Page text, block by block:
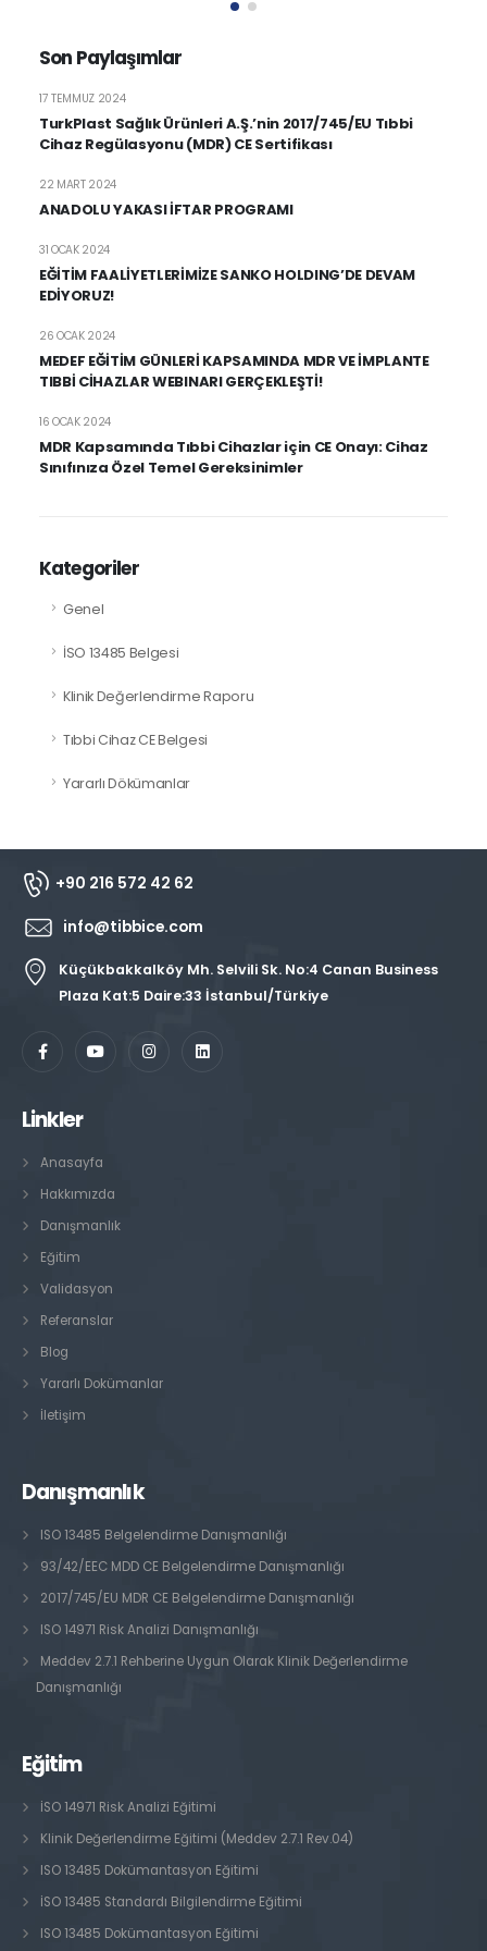
Son Paylaşımlar
TurkPlast Sağlık Ürünleri A.Ş.’nin 2017/745/EU Tıbbi
Cihaz Regülasyonu (MDR) CE Sertifikası
17 TEMMUZ 2024
ANADOLU YAKASI İFTAR PROGRAMI
22 MART 2024
EĞİTİM FAALİYETLERİMİZE SANKO HOLDING’DE DEVAM
EDİYORUZ!
31 OCAK 2024
MEDEF EĞİTİM GÜNLERİ KAPSAMINDA MDR VE İMPLANTE
TIBBİ CİHAZLAR WEBINARI GERÇEKLEŞTİ!
26 OCAK 2024
MDR Kapsamında Tıbbi Cihazlar için CE Onayı: Cihaz
Sınıfınıza Özel Temel Gereksinimler
16 OCAK 2024
Kategoriler
Genel
İSO 13485 Belgesi
Klinik Değerlendirme Raporu
Tıbbi Cihaz CE Belgesi
Yararlı Dökümanlar
+90 216 572 42 62
info@tibbice.com
Küçükbakkalköy Mh. Selvili Sk. No:4 Canan Business
Plaza Kat:5 Daire:33 İstanbul/Türkiye
Linkler
Anasayfa
Hakkımızda
Danışmanlık
Eğitim
Validasyon
Referanslar
Blog
Yararlı Dokümanlar
İletişim
Danışmanlık
ISO 13485 Belgelendirme Danışmanlığı
93/42/EEC MDD CE Belgelendirme Danışmanlığı
2017/745/EU MDR CE Belgelendirme Danışmanlığı
ISO 14971 Risk Analizi Danışmanlığı
Meddev 2.7.1 Rehberine Uygun Olarak Klinik Değerlendirme
Danışmanlığı
Eğitim
İSO 14971 Risk Analizi Eğitimi
Klinik Değerlendirme Eğitimi (Meddev 2.7.1 Rev.04)
ISO 13485 Dokümantasyon Eğitimi
İSO 13485 Standardı Bilgilendirme Eğitimi
ISO 13485 Dokümantasyon Eğitimi